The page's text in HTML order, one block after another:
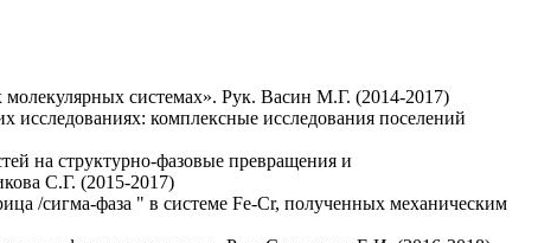
системах». Рук. Васин М.Г. (2014-2017)
комплексные исследования поселений
на структурно-фазовые превращения и
С.Г. (2015-2017)
/сигма-фаза " в системе Fe-Cr, полученных механическим